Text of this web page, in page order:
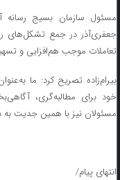
مسئول سازمان بسیج رسانه
جعفری‌آذر در جمع تشکل‌های
تعاملات موجب هم‌افزایی و
بیرام‌زاده تصریح کرد: ما
خود برای مطالبه‌گری،
مسئولان نیز با همین جدیت به
انتهای پیام/